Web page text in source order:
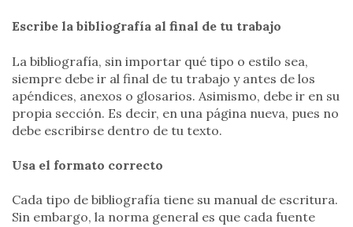
Escribe la bibliografía al final de tu trabajo
La bibliografía, sin importar qué tipo o estilo sea,
siempre debe ir al final de tu trabajo y antes de los
apéndices, anexos o glosarios. Asimismo, debe ir en su
propia sección. Es decir, en una página nueva, pues no
debe escribirse dentro de tu texto.
Usa el formato correcto
Cada tipo de bibliografía tiene su manual de escritura.
Sin embargo, la norma general es que cada fuente